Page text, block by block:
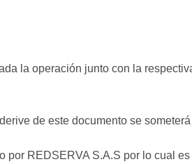
la operación junto con la
de este documento se
REDSERVA S.A.S por lo cual